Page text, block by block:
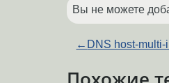
Вы не можете
← DNS host-